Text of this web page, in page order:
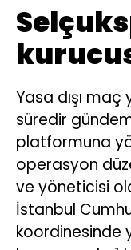
Yasa dışı maç
süredir
platformuna
operasyon
ve yöneticisi
İstanbul
koordinesinde